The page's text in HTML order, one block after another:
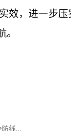
效，进一步
线...